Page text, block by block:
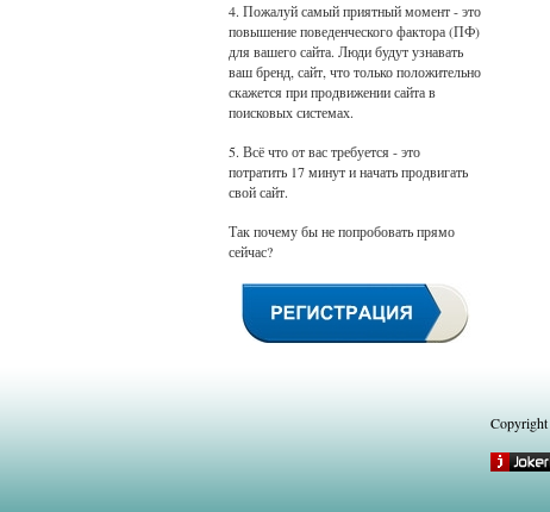
4. Пожалуй самый приятный момент - это
повышение поведенческого фактора (ПФ)
для вашего сайта. Люди будут узнавать
ваш бренд, сайт, что только положительно
скажется при продвижении сайта в
поисковых системах.
5. Всё что от вас требуется - это
потратить 17 минут и начать продвигать
свой сайт.
Так почему бы не попробовать прямо
сейчас?